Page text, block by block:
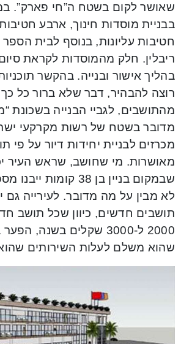
שאושר לקום בשטח ה”חי פארק”.
בבניית מוסדות חינוך, ארבע חטיבות
חטיבות עליונות, בנוסף לבית
ריבלין. חלק מהמוסדות לקראת
בהליך אישור ובנייה. בהקשר
רוצה להבהיר, דבר שלא ברור כל
מהתושבים, לגביי הבנייה בשכונת
מדובר בשטח של רשות מקרקעי
מכרזים לבניית יחידות דיור על פי
מאושרות. מי שחושב, שראש העיר
שבמקום בניין בן 38
לא מבין על מה מדובר. לעירייה גם
תושבים חדשים, כיוון שכל תושב
2000 ל-3000 שקלים בשנה,
שהוא משלם לעלות השירותים